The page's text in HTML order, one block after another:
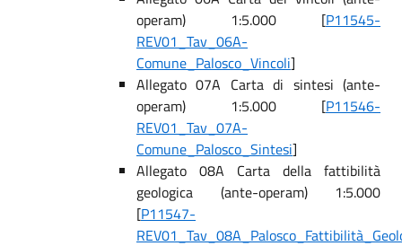
operam) 1:5.000 [P11545-
REV01_Tav_06A-
Comune_Palosco_Vincoli]
Allegato 07A Carta di sintesi (ante-
operam) 1:5.000 [P11546-
REV01_Tav_07A-
Comune_Palosco_Sintesi]
Allegato 08A Carta della fattibilità
geologica (ante-operam) 1:5.000
[P11547-